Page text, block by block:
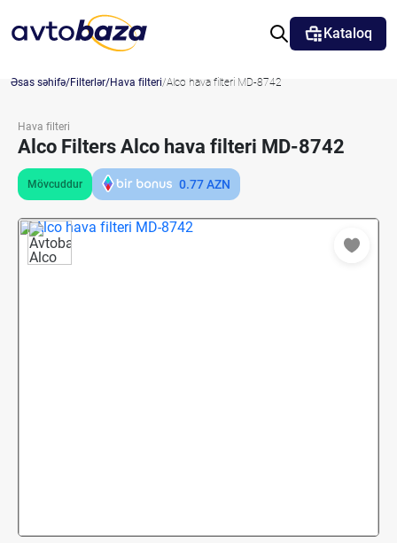
Kataloq
Əsas səhifə Filterlər Hava filteri Alco hava filteri MD-8742
Hava filteri
Alco Filters Alco hava filteri MD-8742
Mövcuddur 0.77AZN